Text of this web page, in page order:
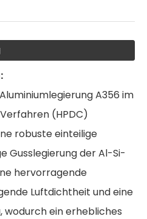
A356 im
(HPDC)
robuste einteilige
Gusslegierung der Al-Si-
hervorragende
Luftdichtheit und eine
wodurch ein erhebliches